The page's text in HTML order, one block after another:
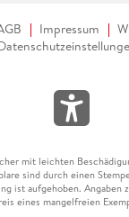
Impressum
mit leichten
sind durch einen
ist aufgehoben. Angaben
eines mangelfreien